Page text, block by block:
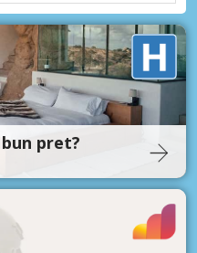
pret?